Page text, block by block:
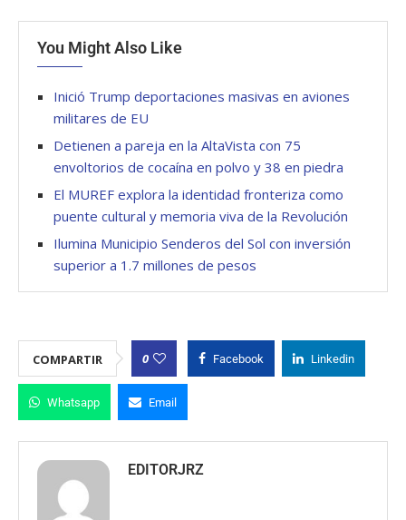
You Might Also Like
Inició Trump deportaciones masivas en aviones
militares de EU
Detienen a pareja en la AltaVista con 75
envoltorios de cocaína en polvo y 38 en piedra
El MUREF explora la identidad fronteriza como
puente cultural y memoria viva de la Revolución
Ilumina Municipio Senderos del Sol con inversión
superior a 1.7 millones de pesos
COMPARTIR 0 Facebook Linkedin
Whatsapp Email
EDITORJRZ